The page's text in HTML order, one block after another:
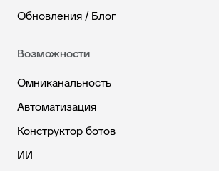
Обновления / Блог
Возможности
Омниканальность
Автоматизация
Конструктор ботов
ИИ